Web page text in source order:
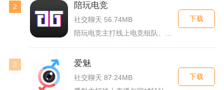
2 陪玩电竞
社交聊天 56.74MB
下载
3 爱魅
社交聊天 87.24MB
下载